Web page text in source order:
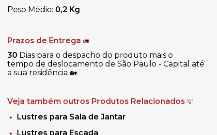
Peso Médio: 0,2 Kg
Prazos de Entrega 🚛
30 Dias para o despacho do produto mais o
tempo de deslocamento de São Paulo - Capital até
a sua residência 🏡
Veja também outros Produtos Relacionados 💡
Lustres para Sala de Jantar
Lustres para Escada